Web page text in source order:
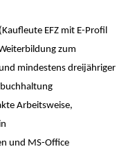
EFZ mit E-Profil
zum
mindestens dreijähriger
Arbeitsweise,
und MS-Office